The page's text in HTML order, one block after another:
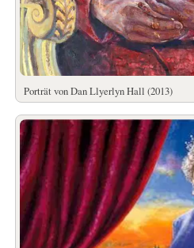
Porträt von Dan Llyerlyn Hall (2013)